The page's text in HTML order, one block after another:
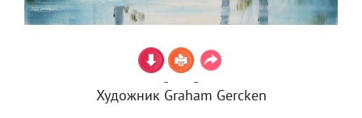
Художник Graham Gercken